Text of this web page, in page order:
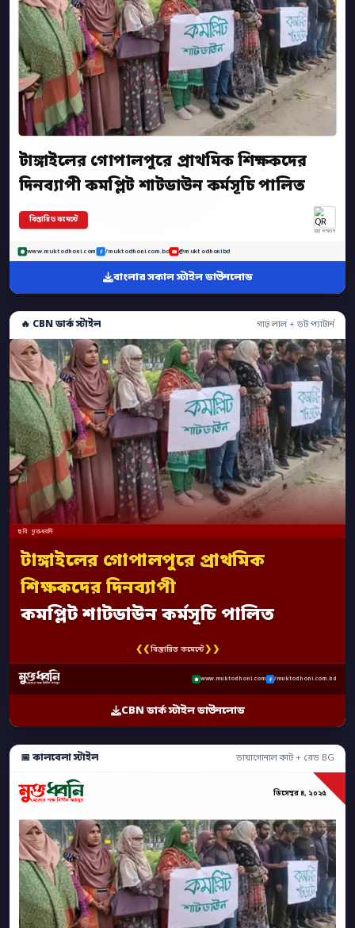
টাঙ্গাইলের গোপালপুরে প্রাথমিক শিক্ষকদের
দিনব্যাপী কমপ্লিট শাটডাউন কর্মসূচি পালিত
বিস্তারিত কমেন্টে
অ্যাপ স্ক্যান
www.muktodhoni.com /muktodhoni.com.bd @muktodhonibd
বাংলার সকাল স্টাইল ডাউনলোড
🔥 CBN ডার্ক স্টাইল গাঢ় লাল + ডট প্যাটার্ন
ছবি: মুক্তধ্বনি
টাঙ্গাইলের গোপালপুরে প্রাথমিক
শিক্ষকদের দিনব্যাপী
কমপ্লিট শাটডাউন কর্মসূচি পালিত
❮❮বিস্তারিত কমেন্টে❯❯
www.muktodhoni.com /muktodhoni.com.bd
CBN ডার্ক স্টাইল ডাউনলোড
📅 কালবেলা স্টাইল ডায়াগোনাল কাট + রেড BG
ডিসেম্বর ৪, ২০২৫